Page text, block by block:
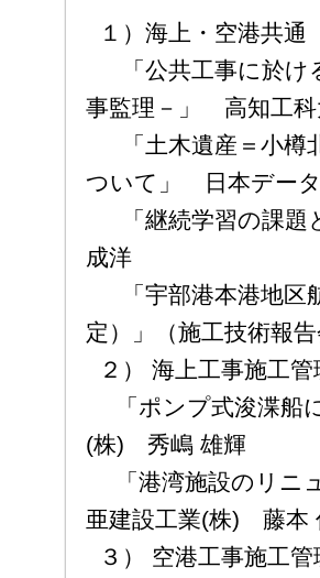
１）海上・空港共通
「公共工事に於け
事監理－」 高知工
「土木遺産＝小樽
ついて」 日本デー
「継続学習の課題
成洋
「宇部港本港地区
定）」（施工技術報
２） 海上工事施工管
「ポンプ式浚渫船
(株) 秀嶋 雄輝
「港湾施設のリニ
亜建設工業(株) 藤本
３） 空港工事施工管